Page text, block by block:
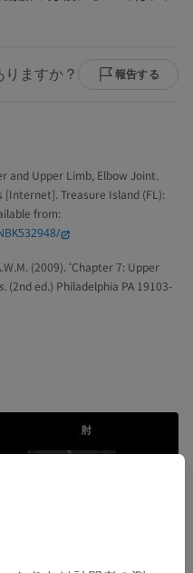
ますか？ 報告する
and Upper Limb, Elbow Joint.
[Internet]. Treasure Island (FL):
from:
(2009). ‘Chapter 7: Upper
(2nd ed.) Philadelphia PA 19103-